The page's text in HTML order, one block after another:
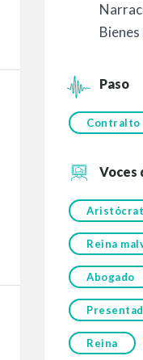
Paso
Contralto
Voces
Reina
Abogado
Reina